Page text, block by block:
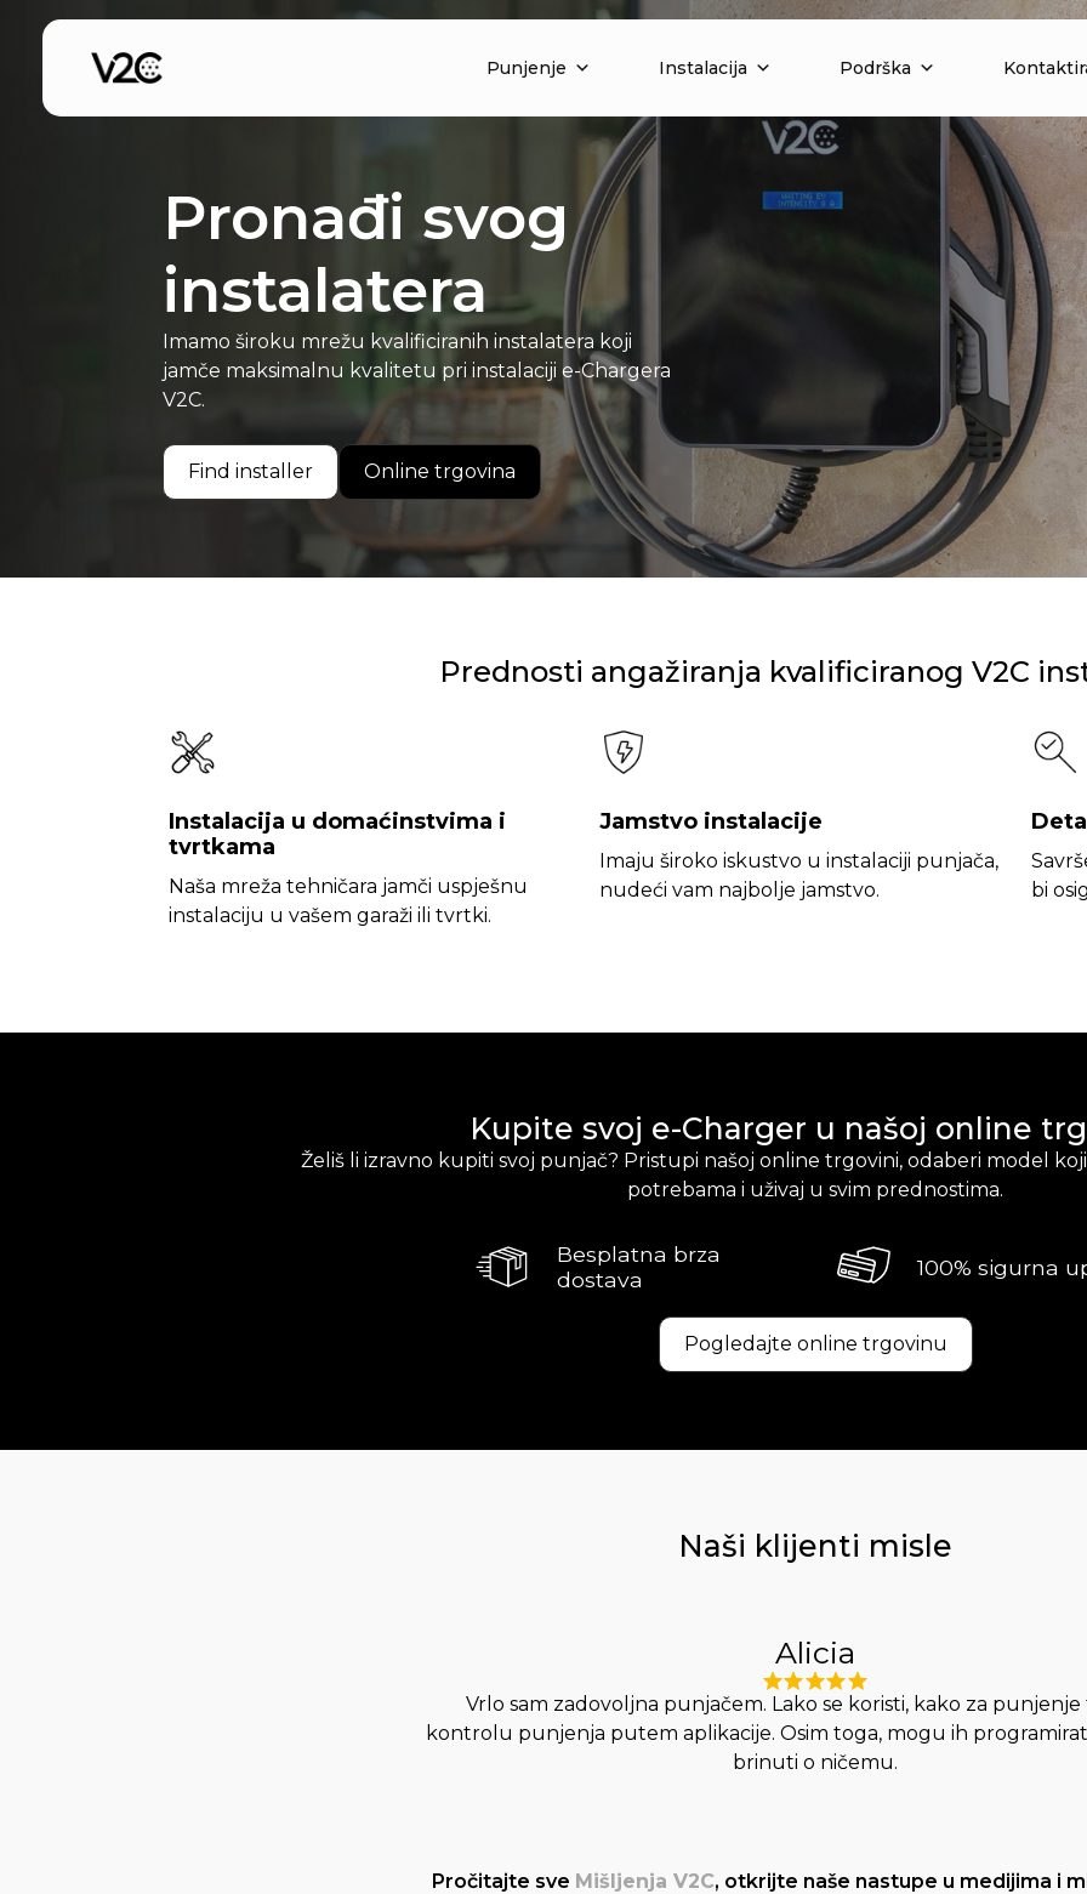
Punjenje Instalacija Podrška
Pronađi svog
instalatera
Imamo široku mrežu kvalificiranih instalatera koji
jamče maksimalnu kvalitetu pri instalaciji e-Chargera
V2C.
Find installer Online trgovina
Prednosti angažiranja kvalificiranog V2C
Instalacija u domaćinstvima i
tvrtkama
Naša mreža tehničara jamči uspješnu
instalaciju u vašem garaži ili tvrtki.
Jamstvo instalacije
Imaju široko iskustvo u instalaciji punjača,
nudeći vam najbolje jamstvo.
bi
Kupite svoj e-Charger u našoj online
Želiš li izravno kupiti svoj punjač? Pristupi našoj online trgovini, odaberi model
potrebama i uživaj u svim prednostima.
Besplatna brza
dostava
100% sigurna
Pogledajte online trgovinu
Naši klijenti misle
Alicia
Vrlo sam zadovoljna punjačem. Lako se koristi, kako za punjenje
kontrolu punjenja putem aplikacije. Osim toga, mogu ih
brinuti o ničemu.
Pročitajte sve Mišljenja V2C, otkrijte naše nastupe u medijima i